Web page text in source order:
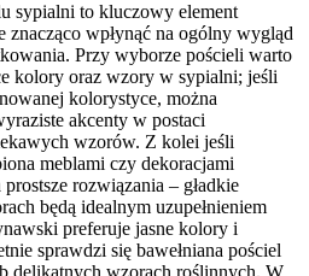
sypialni to kluczowy element
znacząco wpłynąć na ogólny wygląd
Przy wyborze pościeli warto
kolory oraz wzory w sypialni; jeśli
kolorystyce, można
akcenty w postaci
wzorów. Z kolei jeśli
meblami czy dekoracjami
rozwiązania – gładkie
będą idealnym uzupełnieniem
preferuje jasne kolory i
sprawdzi się bawełniana pościel